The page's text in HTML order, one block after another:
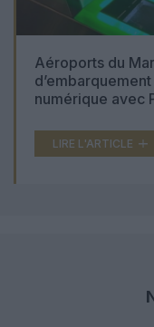
Aéroports du
numérique avec
LIRE L'ARTICLE